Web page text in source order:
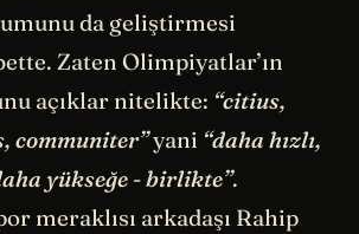
da geliştirmesi
Zaten Olimpiyatlar’ın
açıklar nitelikte: “citius,
communiter”yani “daha hızlı,
yükseğe - birlikte”.
meraklısı arkadaşı Rahip